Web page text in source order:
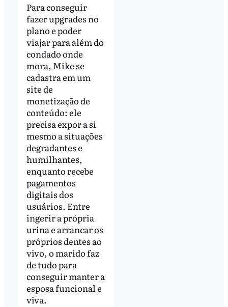
Para conseguir
fazer upgrades no
plano e poder
viajar para além do
condado onde
mora, Mike se
cadastra em um
site de
monetização de
conteúdo: ele
precisa expor a si
mesmo a situações
degradantes e
humilhantes,
enquanto recebe
pagamentos
digitais dos
usuários. Entre
ingerir a própria
urina e arrancar os
próprios dentes ao
vivo, o marido faz
de tudo para
conseguir manter a
esposa funcional e
viva.